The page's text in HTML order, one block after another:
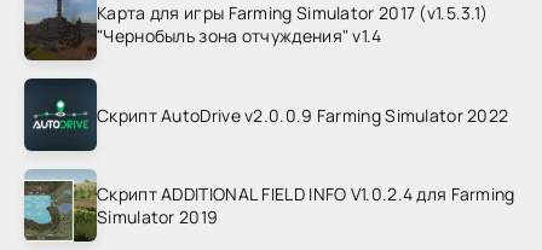
Карта для игры Farming Simulator 2017 (v1.5.3.1)
"Чернобыль зона отчуждения" v1.4
Скрипт AutoDrive v2.0.0.9 Farming Simulator 2022
Скрипт ADDITIONAL FIELD INFO V1.0.2.4 для Farming
Simulator 2019